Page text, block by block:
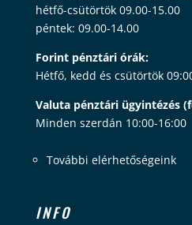
hétfő-csütörtök 09.00-15.00
péntek: 09.00-14.00
Forint pénztári órák:
Hétfő, kedd és csütörtök
Valuta pénztári ügyintézés
Minden szerdán 10:00-16:00
További elérhetőségeink
INFO